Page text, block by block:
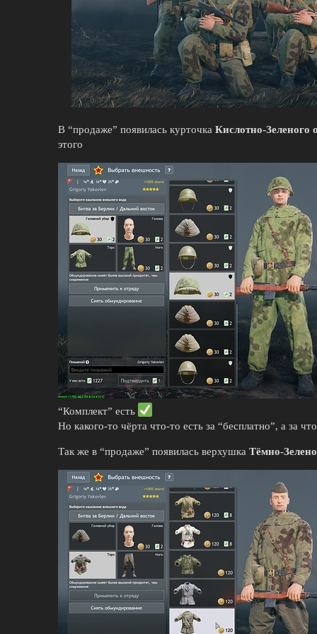
В “продаже” появилась курточка Кислотно-Зеленого
этого
“Комплект” есть
Но какого-то чёрта что-то есть за “бесплатно”, а за
Так же в “продаже” появилась верхушка Тёмно-